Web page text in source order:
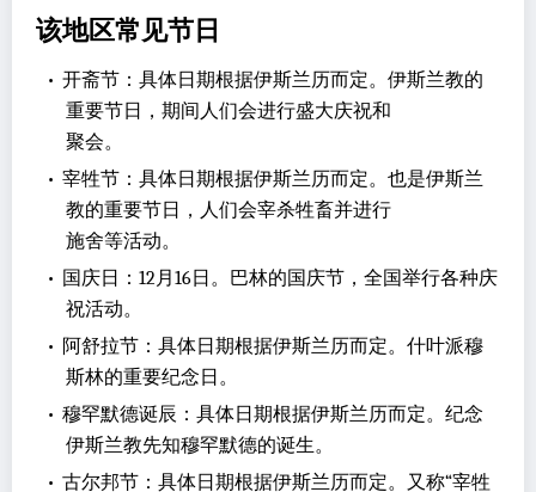
该地区常见节日
• 开斋节：具体日期根据伊斯兰历而定。伊斯兰教的
重要节日，期间人们会进行盛大庆祝和
聚会。
• 宰牲节：具体日期根据伊斯兰历而定。也是伊斯兰
教的重要节日，人们会宰杀牲畜并进行
施舍等活动。
• 国庆日：12月16日。巴林的国庆节，全国举行各种庆
祝活动。
• 阿舒拉节：具体日期根据伊斯兰历而定。什叶派穆
斯林的重要纪念日。
• 穆罕默德诞辰：具体日期根据伊斯兰历而定。纪念
伊斯兰教先知穆罕默德的诞生。
• 古尔邦节：具体日期根据伊斯兰历而定。又称“宰牲